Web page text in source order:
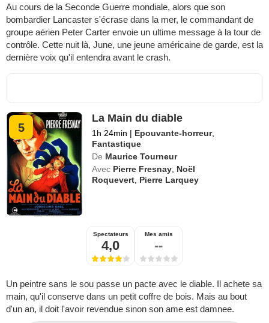
Au cours de la Seconde Guerre mondiale, alors que son
bombardier Lancaster s'écrase dans la mer, le commandant de
groupe aérien Peter Carter envoie un ultime message à la tour de
contrôle. Cette nuit là, June, une jeune américaine de garde, est la
dernière voix qu'il entendra avant le crash.
5
La Main du diable
1h 24min | Epouvante-horreur,
Fantastique
De Maurice Tourneur
Avec Pierre Fresnay Noël
Roquevert Pierre Larquey
Spectateurs
4,0
Mes amis
--
Un peintre sans le sou passe un pacte avec le diable. Il achete sa
main, qu'il conserve dans un petit coffre de bois. Mais au bout
d'un an, il doit l'avoir revendue sinon son ame est damnee.